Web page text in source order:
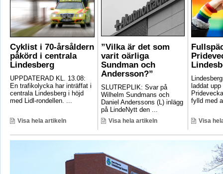
Cyklist i 70-årsåldern
påkörd i centrala
Lindesberg
UPPDATERAD KL. 13.08:
En trafikolycka har inträffat i
centrala Lindesberg i höjd
med Lidl-rondellen. ...
Visa hela artikeln
”Vilka är det som
varit oärliga
Sundman och
Andersson?”
SLUTREPLIK: Svar på
Wilhelm Sundmans och
Daniel Anderssons (L) inlägg
på LindeNytt den ...
Visa hela artikeln
laddat
fylld med
Visa